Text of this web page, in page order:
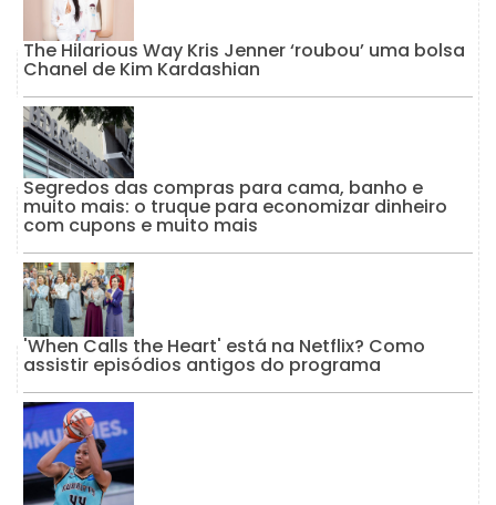
The Hilarious Way Kris Jenner ‘roubou’ uma bolsa
Chanel de Kim Kardashian
Segredos das compras para cama, banho e
muito mais: o truque para economizar dinheiro
com cupons e muito mais
'When Calls the Heart' está na Netflix? Como
assistir episódios antigos do programa